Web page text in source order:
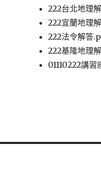
222台北地理
222宜蘭地理
222法令解答
222基隆地理
01110222講